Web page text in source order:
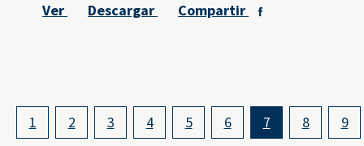
Ver
Descargar Compartir
1 2 3 4 5 6 7 8 9